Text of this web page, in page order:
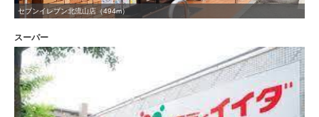
セブンイレブン北流山店（494m）
スーパー